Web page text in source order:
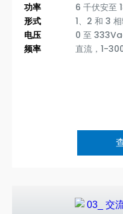
功率
6 千伏安至
形式
1、2 和 3
电压
0 至
频率
直流，1-